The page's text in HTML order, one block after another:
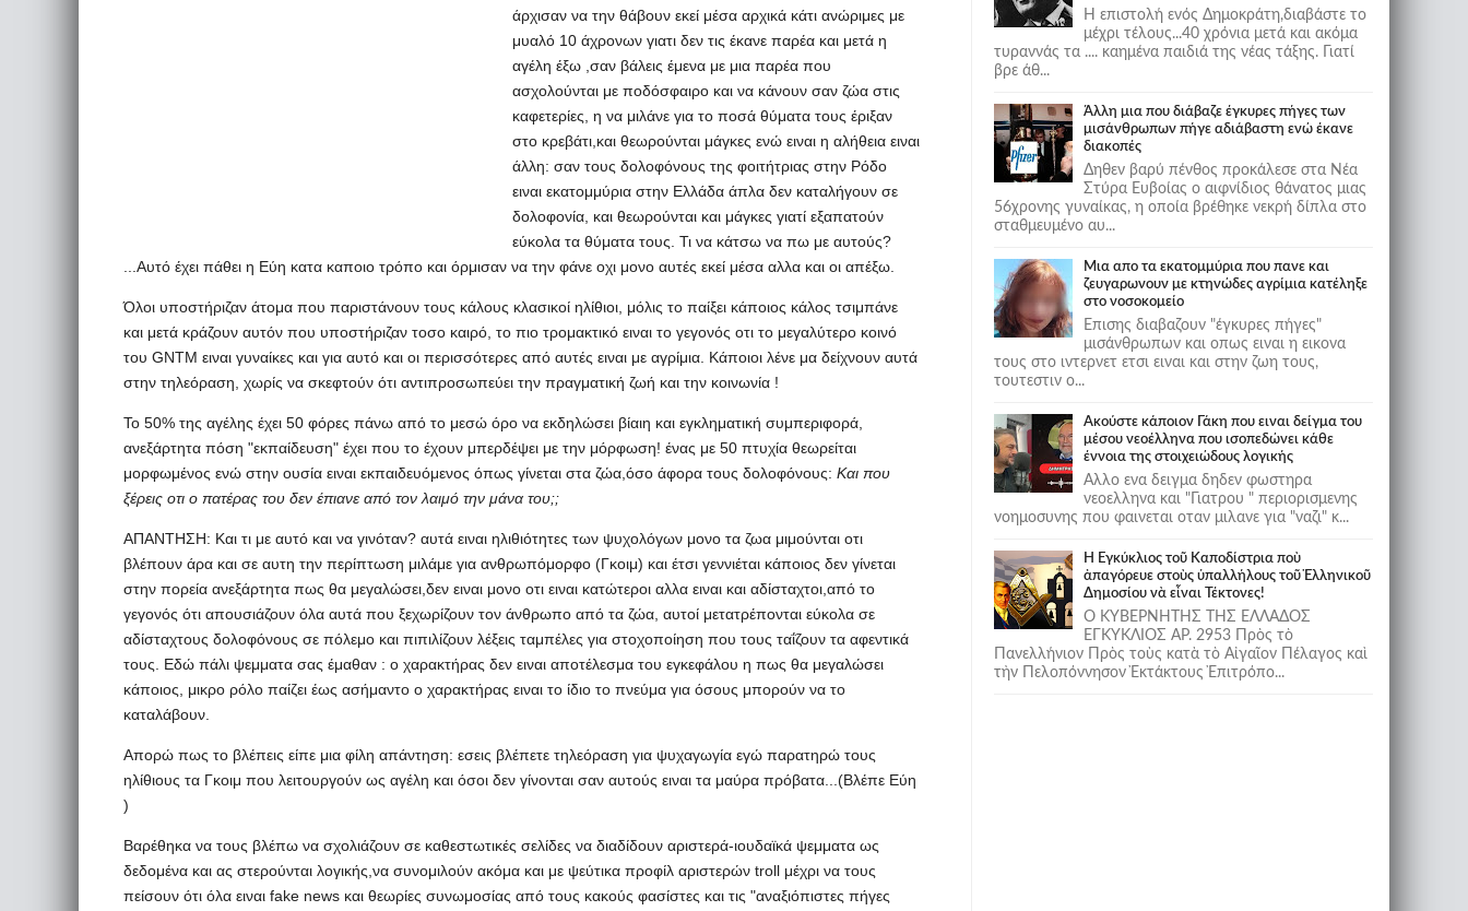
άρχισαν να την θάβουν εκεί μέσα αρχικά κάτι ανώριμες με
μυαλό 10 άχρονων γιατι δεν τις έκανε παρέα και μετά η
αγέλη έξω ,σαν βάλεις έμενα με μια παρέα που
ασχολούνται με ποδόσφαιρο και να κάνουν σαν ζώα στις
καφετερίες, η να μιλάνε για το ποσά θύματα τους έριξαν
στο κρεβάτι,και θεωρούνται μάγκες ενώ ειναι η αλήθεια ειναι
άλλη: σαν τους δολοφόνους της φοιτήτριας στην Ρόδο
ειναι εκατομμύρια στην Ελλάδα άπλα δεν καταλήγουν σε
δολοφονία, και θεωρούνται και μάγκες γιατί εξαπατούν
εύκολα τα θύματα τους. Τι να κάτσω να πω με αυτούς?
...Αυτό έχει πάθει η Εύη κατα καποιο τρόπο και όρμισαν να την φάνε οχι μονο αυτές εκεί μέσα αλλα και οι απέξω.
Όλοι υποστήριζαν άτομα που παριστάνουν τους κάλους κλασικοί ηλίθιοι, μόλις το παίξει κάποιος κάλος τσιμπάνε
και μετά κράζουν αυτόν που υποστήριζαν τοσο καιρό, το πιο τρομακτικό ειναι το γεγονός οτι το μεγαλύτερο κοινό
του GNTM ειναι γυναίκες και για αυτό και οι περισσότερες από αυτές ειναι με αγρίμια. Κάποιοι λένε μα δείχνουν αυτά
στην τηλεόραση, χωρίς να σκεφτούν ότι αντιπροσωπεύει την πραγματική ζωή και την κοινωνία !
Το 50% της αγέλης έχει 50 φόρες πάνω από το μεσώ όρο να εκδηλώσει βίαιη και εγκληματική συμπεριφορά,
ανεξάρτητα πόση "εκπαίδευση" έχει που το έχουν μπερδέψει με την μόρφωση! ένας με 50 πτυχία θεωρείται
μορφωμένος ενώ στην ουσία ειναι εκπαιδευόμενος όπως γίνεται στα ζώα,όσο άφορα τους δολοφόνους: Και που
ξέρεις οτι ο πατέρας του δεν έπιανε από τον λαιμό την μάνα του;;
AΠΑΝΤΗΣΗ: Και τι με αυτό και να γινόταν? αυτά ειναι ηλιθιότητες των ψυχολόγων μονο τα ζωα μιμούνται οτι
βλέπουν άρα και σε αυτη την περίπτωση μιλάμε για ανθρωπόμορφο (Γκοιμ) και έτσι γεννιέται κάποιος δεν γίνεται
στην πορεία ανεξάρτητα πως θα μεγαλώσει,δεν ειναι μονο οτι ειναι κατώτεροι αλλα ειναι και αδίσταχτοι,από το
γεγονός ότι απουσιάζουν όλα αυτά που ξεχωρίζουν τον άνθρωπο από τα ζώα, αυτοί μετατρέπονται εύκολα σε
αδίσταχτους δολοφόνους σε πόλεμο και πιπιλίζουν λέξεις ταμπέλες για στοχοποίηση που τους ταΐζουν τα αφεντικά
τους. Εδώ πάλι ψεμματα σας έμαθαν : o χαρακτήρας δεν ειναι αποτέλεσμα του εγκεφάλου η πως θα μεγαλώσει
κάποιος, μικρο ρόλο παίζει έως ασήμαντο ο χαρακτήρας ειναι το ίδιο το πνεύμα για όσους μπορούν να το
καταλάβουν.
Απορώ πως το βλέπεις είπε μια φίλη απάντηση: εσεις βλέπετε τηλεόραση για ψυχαγωγία εγώ παρατηρώ τους
ηλίθιους τα Γκοιμ που λειτουργούν ως αγέλη και όσοι δεν γίνονται σαν αυτούς ειναι τα μαύρα πρόβατα...(Βλέπε Εύη
)
Βαρέθηκα να τους βλέπω να σχολιάζουν σε καθεστωτικές σελίδες να διαδίδουν αριστερά-ιουδαϊκά ψεμματα ως
δεδομένα και ας στερούνται λογικής,να συνομιλούν ακόμα και με ψεύτικα προφίλ αριστερών troll μέχρι να τους
πείσουν ότι όλα ειναι fake news και θεωρίες συνωμοσίας από τους κακούς φασίστες και τις "αναξιόπιστες πήγες
Η επιστολή ενός Δημοκράτη,διαβάστε το
μέχρι τέλους...40 χρόνια μετά και ακόμα
τυραννάς τα .... καημένα παιδιά της νέας τάξης. Γιατί
βρε άθ...
Άλλη μια που διάβαζε έγκυρες πήγες των
μισάνθρωπων πήγε αδιάβαστη ενώ έκανε
διακοπές
Δηθεν βαρύ πένθος προκάλεσε στα Νέα
Στύρα Ευβοίας ο αιφνίδιος θάνατος μιας
56χρονης γυναίκας, η οποία βρέθηκε νεκρή δίπλα στο
σταθμευμένο αυ...
Μια απο τα εκατομμύρια που πανε και
ζευγαρωνουν με κτηνώδες αγρίμια κατέληξε
στο νοσοκομείο
Επισης διαβαζουν "έγκυρες πήγες"
μισάνθρωπων και οπως ειναι η εικονα
τους στο ιντερνετ ετσι ειναι και στην ζωη τους,
τουτεστιν ο...
Ακούστε κάποιον Γάκη που ειναι δείγμα του
μέσου νεοέλληνα που ισοπεδώνει κάθε
έννοια της στοιχειώδους λογικής
Αλλο ενα δειγμα δηδεν φωστηρα
νεοελληνα και "Γιατρου " περιορισμενης
νοημοσυνης που φαινεται οταν μιλανε για "ναζι" κ...
Ἡ Ἐγκύκλιος τοῦ Καποδίστρια ποὺ
ἀπαγόρευε στοὺς ὑπαλλήλους τοῦ Ἑλληνικοῦ
Δημοσίου νὰ εἶναι Τέκτονες!
Ο ΚΥΒΕΡΝΗΤΗΣ ΤΗΣ ΕΛΛΑΔΟΣ
ΕΓΚΥΚΛΙΟΣ ΑΡ. 2953 Πρὸς τὸ
Πανελλήνιον Πρὸς τοὺς κατὰ τὸ Αἰγαῖον Πέλαγος καὶ
τὴν Πελοπόννησον Ἐκτάκτους Ἐπιτρόπο...